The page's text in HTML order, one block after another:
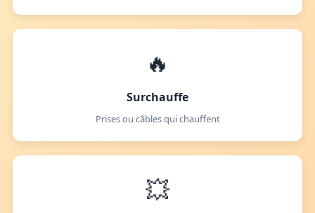
🔥
Surchauffe
Prises ou câbles qui chauffent
💥